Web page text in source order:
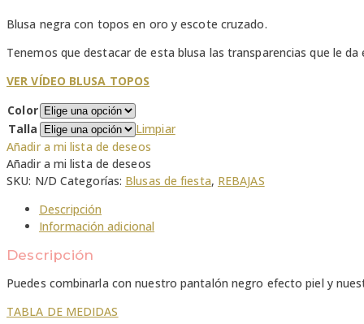
Blusa negra con topos en oro y escote cruzado.
Tenemos que destacar de esta blusa las transparencias que le
VER VÍDEO BLUSA TOPOS
Color
Talla
Limpiar
Añadir a mi lista de deseos
Añadir a mi lista de deseos
SKU: N/D Categorías: Blusas de fiesta, REBAJAS
Descripción
Información adicional
Descripción
Puedes combinarla con nuestro pantalón negro efecto piel y
TABLA DE MEDIDAS